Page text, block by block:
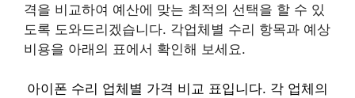
격을 비교하여 예산에 맞는 최적의 선택을 할 수 있
도록 도와드리겠습니다. 각업체별 수리 항목과 예상
비용을 아래의 표에서 확인해 보세요.
아이폰 수리 업체별 가격 비교 표입니다. 각 업체의